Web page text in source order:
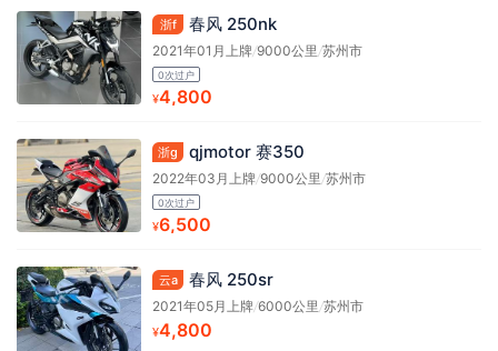
浙f 春风 250nk
2021年01月上牌/9000公里/苏州市
0次过户
¥4,800
浙g qjmotor 赛350
2022年03月上牌/9000公里/苏州市
0次过户
¥6,500
云a 春风 250sr
2021年05月上牌/6000公里/苏州市
¥4,800